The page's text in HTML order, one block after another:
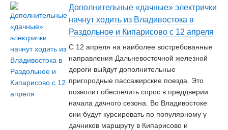
Дополнительные «дачные» электрички
начнут ходить из Владивостока в
Раздольное и Кипарисово с 12 апреля
С 12 апреля на наиболее востребованные
направления Дальневосточной железной
дороги выйдут дополнительные
пригородные пассажирские поезда. Это
позволит обеспечить спрос в преддверии
начала дачного сезона. Во Владивостоке
они будут курсировать по популярному у
дачников маршруту в Кипарисово и